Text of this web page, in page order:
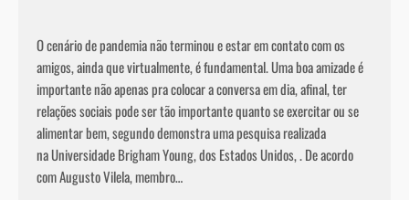
O cenário de pandemia não terminou e estar em contato com os
amigos, ainda que virtualmente, é fundamental. Uma boa amizade é
importante não apenas pra colocar a conversa em dia, afinal, ter
relações sociais pode ser tão importante quanto se exercitar ou se
alimentar bem, segundo demonstra uma pesquisa realizada
na Universidade Brigham Young, dos Estados Unidos, . De acordo
com Augusto Vilela, membro…